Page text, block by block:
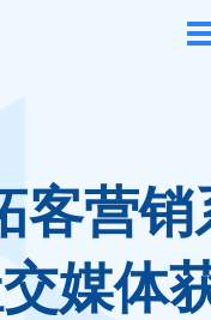
客营销
媒体